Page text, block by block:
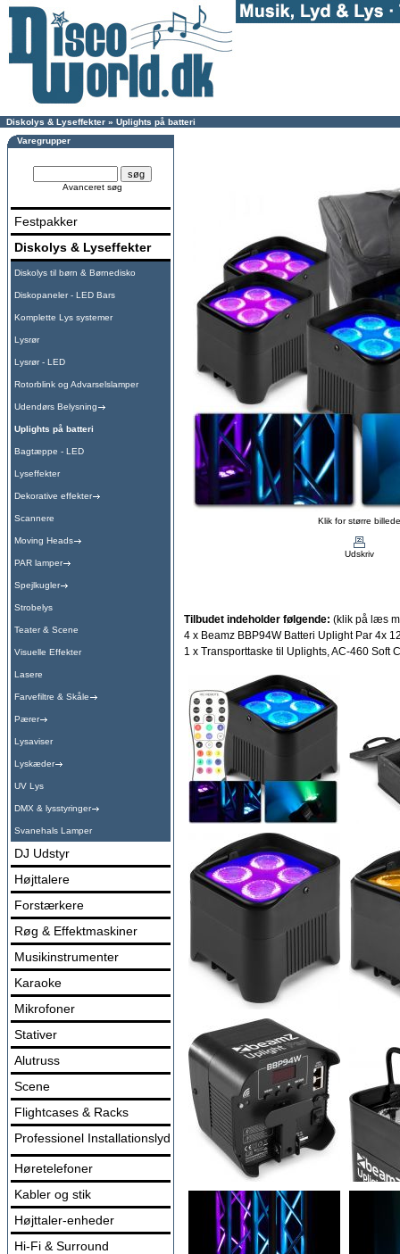
Diskolys & Lyseffekter » Uplights på batteri
Varegrupper
Avanceret søg
Festpakker
Diskolys & Lyseffekter
Diskolys til børn & Børnedisko
Diskopaneler - LED Bars
Komplette Lys systemer
Lysrør
Lysrør - LED
Rotorblink og Advarselslamper
Udendørs Belysning
Uplights på batteri
Bagtæppe - LED
Lyseffekter
Dekorative effekter
Scannere
Moving Heads
PAR lamper
Spejlkugler
Strobelys
Teater & Scene
Visuelle Effekter
Lasere
Farvefiltre & Skåle
Pærer
Lysaviser
Lyskæder
UV Lys
DMX & lysstyringer
Svanehals Lamper
DJ Udstyr
Højttalere
Forstærkere
Røg & Effektmaskiner
Musikinstrumenter
Karaoke
Mikrofoner
Stativer
Alutruss
Scene
Flightcases & Racks
Professionel Installationslyd
Høretelefoner
Kabler og stik
Højttaler-enheder
Hi-Fi & Surround
Klik for større billede
Udskriv
Tilbudet indeholder følgende: (klik på læs
4 x Beamz BBP94W Batteri Uplight Par 4x
1 x Transporttaske til Uplights, AC-460 Soft